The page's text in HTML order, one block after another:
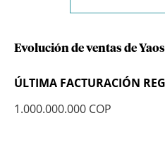
Evolución de ventas de
ÚLTIMA FACTURACIÓN
1.000.000.000 COP